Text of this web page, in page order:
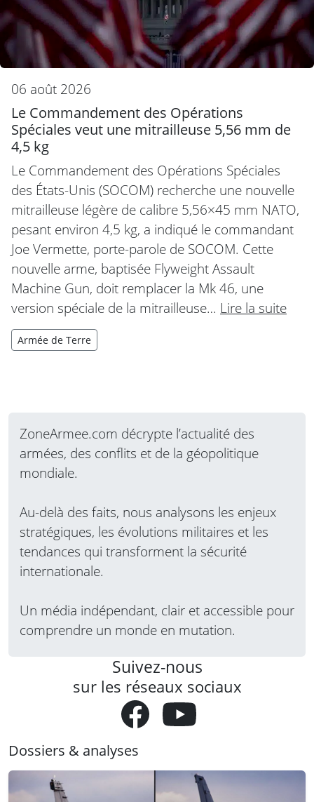
06 août 2026
Le Commandement des Opérations
Spéciales veut une mitrailleuse 5,56 mm de
4,5 kg
Le Commandement des Opérations Spéciales
des États-Unis (SOCOM) recherche une nouvelle
mitrailleuse légère de calibre 5,56×45 mm NATO,
pesant environ 4,5 kg, a indiqué le commandant
Joe Vermette, porte-parole de SOCOM. Cette
nouvelle arme, baptisée Flyweight Assault
Machine Gun, doit remplacer la Mk 46, une
version spéciale de la mitrailleuse… Lire la suite
Armée de Terre
ZoneArmee.com décrypte l’actualité des
armées, des conflits et de la géopolitique
mondiale.
Au-delà des faits, nous analysons les enjeux
stratégiques, les évolutions militaires et les
tendances qui transforment la sécurité
internationale.
Un média indépendant, clair et accessible pour
comprendre un monde en mutation.
Suivez-nous
sur les réseaux sociaux
Dossiers & analyses